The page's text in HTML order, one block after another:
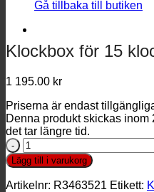
Gå tillbaka till butiken
Klockbox för 15
1 195.00 kr
Priserna är endast
Denna produkt skickas inom
det tar längre tid.
Klockbox
för
15
klockor
Lägg till i varukorg
Artikelnr: R3463521 Etikett: